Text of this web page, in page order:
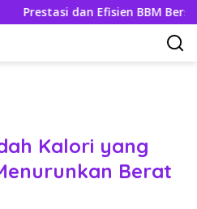
Efisien BBM Bersama Sebab
Kalori yang
Berat